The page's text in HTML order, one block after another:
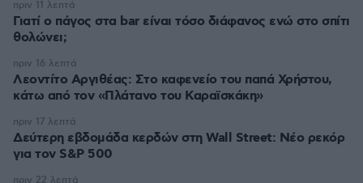
Γιατί ο πάγος στα bar είναι τόσο διάφανος ενώ στο σπίτι
θολώνει;
πριν 11 λεπτά
Λεοντίτο Αργιθέας: Στο καφενείο του παπά Χρήστου,
κάτω από τον «Πλάτανο του Καραϊσκάκη»
πριν 16 λεπτά
Δεύτερη εβδομάδα κερδών στη Wall Street: Νέο ρεκόρ
για τον S&P 500
πριν 17 λεπτά
πριν 22 λεπτά